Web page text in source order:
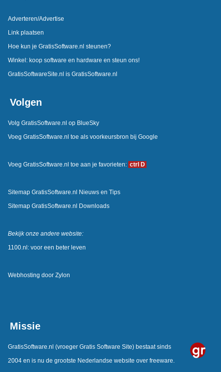
Adverteren/Advertise
Link plaatsen
Hoe kun je GratisSoftware.nl steunen?
Winkel: koop software en hardware en steun ons!
GratisSoftwareSite.nl is GratisSoftware.nl
Volgen
Volg GratisSoftware.nl op BlueSky
Voeg GratisSoftware.nl toe als voorkeursbron bij Google
Voeg GratisSoftware.nl toe aan je favorieten: ctrl D
Sitemap GratisSoftware.nl Nieuws en Tips
Sitemap GratisSoftware.nl Downloads
Bekijk onze andere website:
1100.nl: voor een beter leven
Webhosting door Zylon
Missie
GratisSoftware.nl (vroeger Gratis Software Site) bestaat sinds
2004 en is nu de grootste Nederlandse website over freeware.